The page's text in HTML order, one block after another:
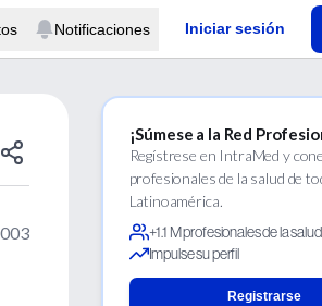
Notificaciones Iniciar sesión
¡Súmese a la Red
Regístrese en IntraMed y
profesionales de la salud de
Latinoamérica.
+1.1 M profesionales de la salud
Impulse su perfil
Registrarse